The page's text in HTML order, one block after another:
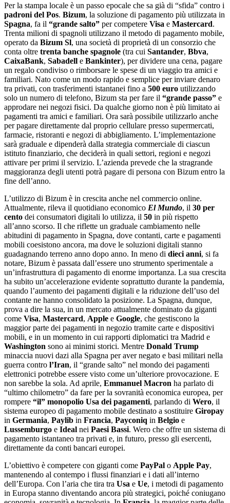
Per la stampa locale è un passo epocale che sa già di “sfida” contro i
padroni del Pos. Bizum, la soluzione di pagamento più utilizzata in
Spagna, fa il “grande salto” per competere Visa e Mastercard.
Trenta milioni di spagnoli utilizzano il metodo di pagamento mobile,
operato da Bizum Sl, una società di proprietà di un consorzio che
conta oltre trenta banche spagnole (tra cui Santander, Bbva,
CaixaBank, Sabadell e Bankinter), per dividere una cena, pagare
un regalo condiviso o rimborsare le spese di un viaggio tra amici e
familiari. Nato come un modo rapido e semplice per inviare denaro
tra privati, con trasferimenti istantanei fino a 500 euro utilizzando
solo un numero di telefono, Bizum sta per fare il “grande passo” e
approdare nei negozi fisici. Da qualche giorno non è più limitato ai
pagamenti tra amici e familiari. Ora sarà possibile utilizzarlo anche
per pagare direttamente dal proprio cellulare presso supermercati,
farmacie, ristoranti e negozi di abbigliamento. L’implementazione
sarà graduale e dipenderà dalla strategia commerciale di ciascun
istituto finanziario, che deciderà in quali settori, regioni e negozi
attivare per primi il servizio. L’azienda prevede che la stragrande
maggioranza degli utenti potrà pagare di persona con Bizum entro la
fine dell’anno.
L’utilizzo di Bizum è in crescita anche nel commercio online.
Attualmente, rileva il quotidiano economico El Mundo, il 30 per
cento dei consumatori digitali lo utilizza, il 50 in più rispetto
all’anno scorso. Il che riflette un graduale cambiamento nelle
abitudini di pagamento in Spagna, dove contanti, carte e pagamenti
mobili coesistono ancora, ma dove le soluzioni digitali stanno
guadagnando terreno anno dopo anno. In meno di dieci anni, si fa
notare, Bizum è passata dall’essere uno strumento sperimentale a
un’infrastruttura di pagamento di enorme importanza. La sua crescita
ha subito un’accelerazione evidente soprattutto durante la pandemia,
quando l’aumento dei pagamenti digitali e la riduzione dell’uso del
contante ne hanno consolidato la posizione. La Spagna, dunque,
prova a dire la sua, in un mercato attualmente dominato da giganti
come Visa, Mastercard, Apple e Google, che gestiscono la
maggior parte dei pagamenti in negozio tramite carte e dispositivi
mobili, e in un momento in cui rapporti diplomatici tra Madrid e
Washington sono ai minimi storici. Mentre Donald Trump
minaccia nuovi dazi alla Spagna per aver negato e basi militari nella
guerra contro l’Iran, il “grande salto” nel mondo dei pagamenti
elettronici potrebbe essere visto come un’ulteriore provocazione. E
non sarebbe la sola. Ad aprile, Emmanuel Macron ha parlato di
“ultimo chilometro” da fare per la sovranità economica europea, per
rompere “il” monopolio Usa dei pagamenti, parlando di Wero, il
sistema europeo di pagamento mobile destinato a sostituire Giropay
in Germania, Paylib in Francia, Payconiq in Belgio e
Lussemburgo e Ideal nei Paesi Bassi. Wero che offre un sistema di
pagamento istantaneo tra privati e, in futuro, presso gli esercenti,
direttamente da conti bancari europei.
L’obiettivo è competere con giganti come PayPal o Apple Pay,
mantenendo al contempo i flussi finanziari e i dati all’interno
dell’Europa. Con l’aria che tira tra Usa e Ue, i metodi di pagamento
in Europa stanno diventando ancora più strategici, poiché coniugano